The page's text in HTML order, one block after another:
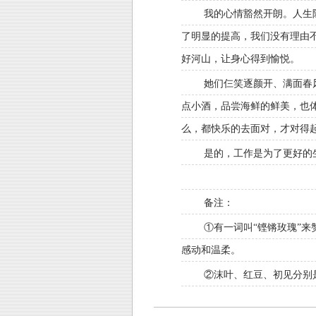
我的心情豁然开朗。人
了明显的提高，我们没有理由
好河山，让身心得到愉悦。
她们仨笑逐颜开、满面
点小酒，品尝海鲜的鲜美，也
么，都快乐的去面对，才对得
是的，工作是为了更好
备注：
①有一词叫“铿锵玫瑰”来
感动和温柔。
②沫叶、红豆、初见分别